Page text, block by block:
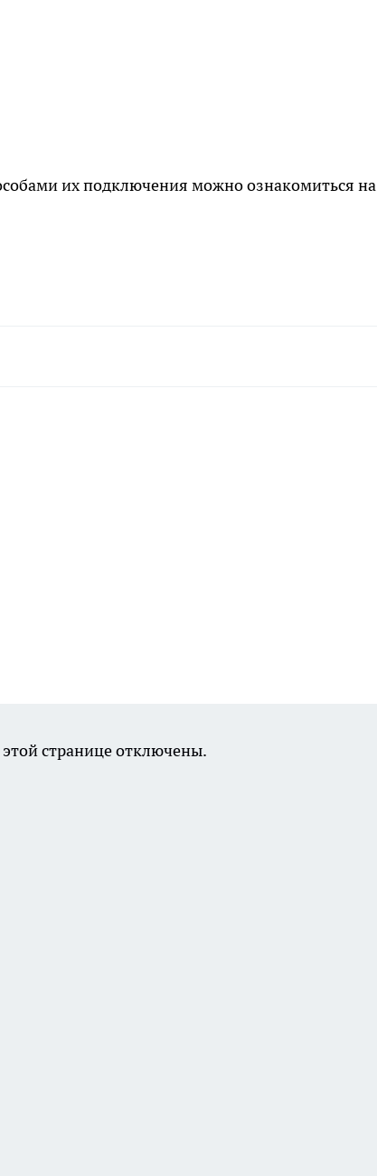
их подключения можно ознакомиться на
странице отключены.